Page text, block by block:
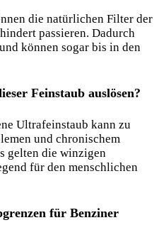
die natürlichen Filter der
passieren. Dadurch
können sogar bis in den
Feinstaub auslösen?
Ultrafeinstaub kann zu
und chronischem
gelten die winzigen
für den menschlichen
für Benziner